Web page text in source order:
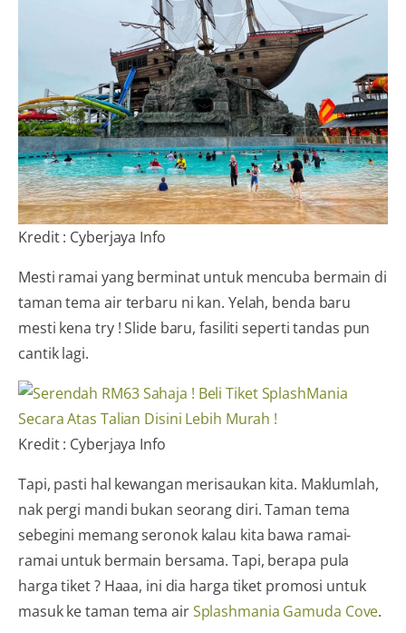
Kredit : Cyberjaya Info
Mesti ramai yang berminat untuk mencuba bermain di
taman tema air terbaru ni kan. Yelah, benda baru
mesti kena try ! Slide baru, fasiliti seperti tandas pun
cantik lagi.
Kredit : Cyberjaya Info
Tapi, pasti hal kewangan merisaukan kita. Maklumlah,
nak pergi mandi bukan seorang diri. Taman tema
sebegini memang seronok kalau kita bawa ramai-
ramai untuk bermain bersama. Tapi, berapa pula
harga tiket ? Haaa, ini dia harga tiket promosi untuk
masuk ke taman tema airSplashmania Gamuda Cove.